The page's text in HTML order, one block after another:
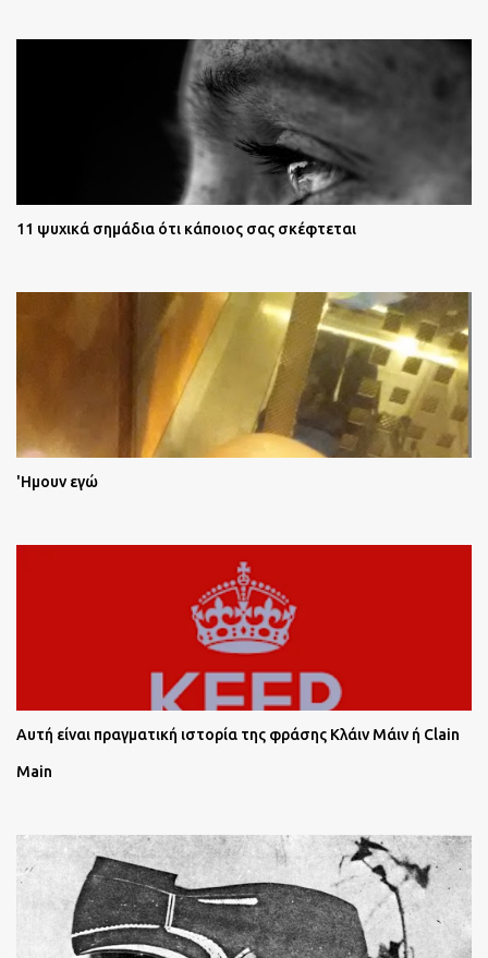
11 ψυχικά σημάδια ότι κάποιος σας σκέφτεται
'Ημουν εγώ
Αυτή είναι πραγματική ιστορία της φράσης Κλάιν Μάιν ή Clain
Main